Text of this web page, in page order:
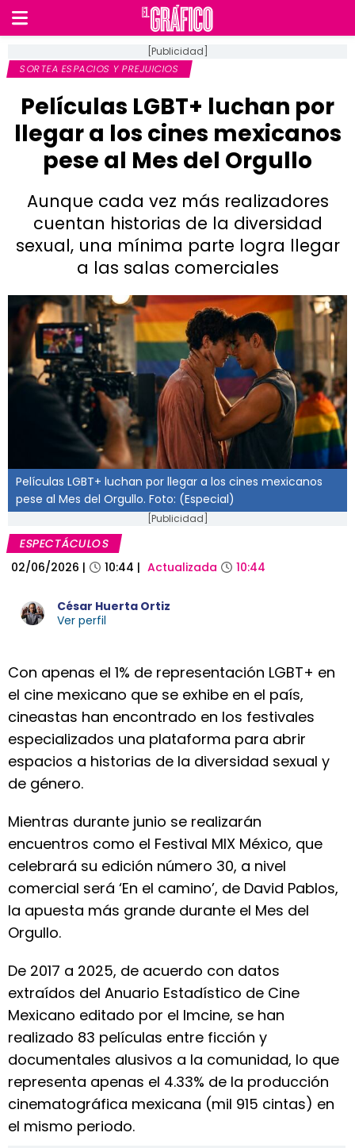
[Publicidad]
SORTEA ESPACIOS Y PREJUICIOS
Películas LGBT+ luchan por
llegar a los cines mexicanos
pese al Mes del Orgullo
Aunque cada vez más realizadores
cuentan historias de la diversidad
sexual, una mínima parte logra llegar
a las salas comerciales
Películas LGBT+ luchan por llegar a los cines mexicanos
pese al Mes del Orgullo. Foto: (Especial)
[Publicidad]
ESPECTÁCULOS
02/06/2026 | 10:44 | Actualizada 10:44
César Huerta Ortiz
Ver perfil
Con apenas el 1% de representación LGBT+ en
el cine mexicano que se exhibe en el país,
cineastas han encontrado en los festivales
especializados una plataforma para abrir
espacios a historias de la diversidad sexual y
de género.
Mientras durante junio se realizarán
encuentros como el Festival MIX México, que
celebrará su edición número 30, a nivel
comercial será ‘En el camino’, de David Pablos,
la apuesta más grande durante el Mes del
Orgullo.
De 2017 a 2025, de acuerdo con datos
extraídos del Anuario Estadístico de Cine
Mexicano editado por el Imcine, se han
realizado 83 películas entre ficción y
documentales alusivos a la comunidad, lo que
representa apenas el 4.33% de la producción
cinematográfica mexicana (mil 915 cintas) en
el mismo periodo.